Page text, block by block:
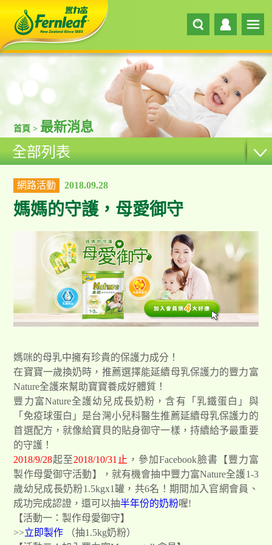
首頁 > 最新消息
全部列表
網路活動 2018.09.28
媽媽的守護，母愛御守
媽咪的母乳中擁有珍貴的保護力成分！
在寶寶一歲換奶時，推薦選擇能延續母乳保護力的豐力富
Nature全護來幫助寶寶養成好體質！
豐力富Nature全護幼兒成長奶粉，含有「乳鐵蛋白」與
「免疫球蛋白」是台灣小兒科醫生推薦延續母乳保護力的
首選配方，就像給寶貝的貼身御守一樣，持續給予最重要
的守護！
2018/9/28起至2018/10/31止 ，參加Facebook臉書【豐力富
製作母愛御守活動】，就有機會抽中豐力富Nature全護1-3
歲幼兒成長奶粉1.5kgx1罐，共6名！期間加入官網會員、
成功完成認證，還可以抽半年份的奶粉喔!
【活動一：製作母愛御守】
>>立即製作 （抽1.5kg奶粉）